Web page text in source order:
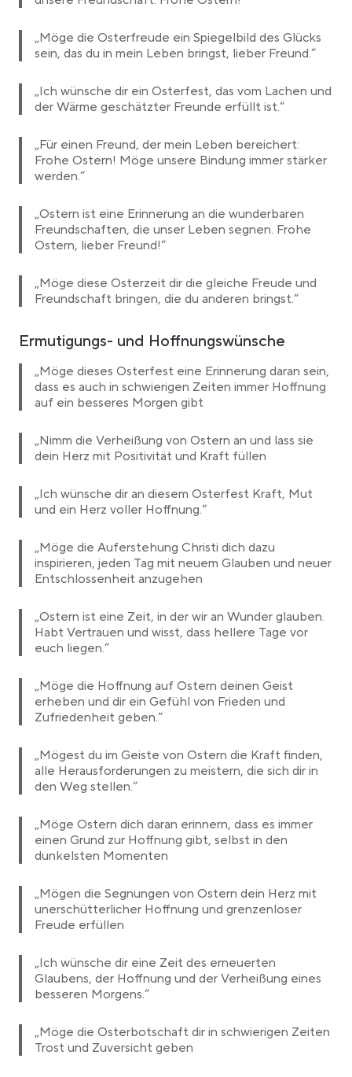
„Möge die Osterfreude ein Spiegelbild des Glücks
sein, das du in mein Leben bringst, lieber Freund.“
„Ich wünsche dir ein Osterfest, das vom Lachen und
der Wärme geschätzter Freunde erfüllt ist.“
„Für einen Freund, der mein Leben bereichert:
Frohe Ostern! Möge unsere Bindung immer stärker
werden.“
„Ostern ist eine Erinnerung an die wunderbaren
Freundschaften, die unser Leben segnen. Frohe
Ostern, lieber Freund!“
„Möge diese Osterzeit dir die gleiche Freude und
Freundschaft bringen, die du anderen bringst.“
Ermutigungs- und Hoffnungswünsche
„Möge dieses Osterfest eine Erinnerung daran sein,
dass es auch in schwierigen Zeiten immer Hoffnung
auf ein besseres Morgen gibt
„Nimm die Verheißung von Ostern an und lass sie
dein Herz mit Positivität und Kraft füllen
„Ich wünsche dir an diesem Osterfest Kraft, Mut
und ein Herz voller Hoffnung.“
„Möge die Auferstehung Christi dich dazu
inspirieren, jeden Tag mit neuem Glauben und neuer
Entschlossenheit anzugehen
„Ostern ist eine Zeit, in der wir an Wunder glauben.
Habt Vertrauen und wisst, dass hellere Tage vor
euch liegen.“
„Möge die Hoffnung auf Ostern deinen Geist
erheben und dir ein Gefühl von Frieden und
Zufriedenheit geben.“
„Mögest du im Geiste von Ostern die Kraft finden,
alle Herausforderungen zu meistern, die sich dir in
den Weg stellen.“
„Möge Ostern dich daran erinnern, dass es immer
einen Grund zur Hoffnung gibt, selbst in den
dunkelsten Momenten
„Mögen die Segnungen von Ostern dein Herz mit
unerschütterlicher Hoffnung und grenzenloser
Freude erfüllen
„Ich wünsche dir eine Zeit des erneuerten
Glaubens, der Hoffnung und der Verheißung eines
besseren Morgens.“
„Möge die Osterbotschaft dir in schwierigen Zeiten
Trost und Zuversicht geben